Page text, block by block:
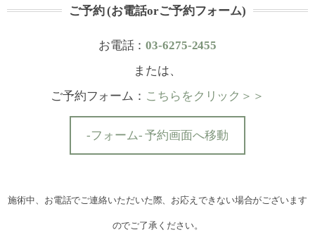
ご予約 (お電話orご予約フォーム)
お電話：03-6275-2455
または、
ご予約フォーム： こちらをクリック＞＞
-フォーム- 予約画面へ移動
施術中、お電話でご連絡いただいた際、お応えできない場合がございます
のでご了承ください。